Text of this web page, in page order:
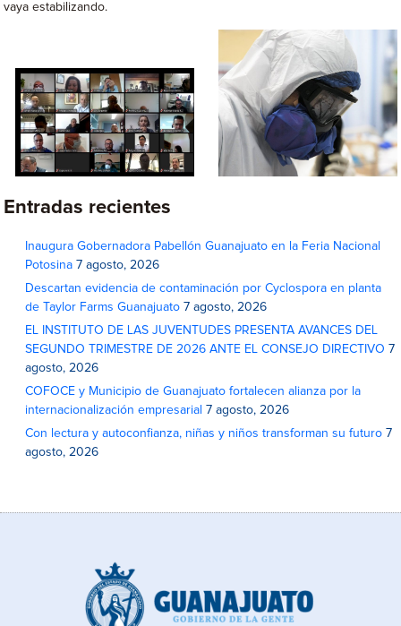
vaya estabilizando.
Entradas recientes
Inaugura Gobernadora Pabellón Guanajuato en la Feria Nacional
Potosina 7 agosto, 2026
Descartan evidencia de contaminación por Cyclospora en planta
de Taylor Farms Guanajuato 7 agosto, 2026
EL INSTITUTO DE LAS JUVENTUDES PRESENTA AVANCES DEL
SEGUNDO TRIMESTRE DE 2026 ANTE EL CONSEJO DIRECTIVO 7
agosto, 2026
COFOCE y Municipio de Guanajuato fortalecen alianza por la
internacionalización empresarial 7 agosto, 2026
Con lectura y autoconfianza, niñas y niños transforman su futuro 7
agosto, 2026